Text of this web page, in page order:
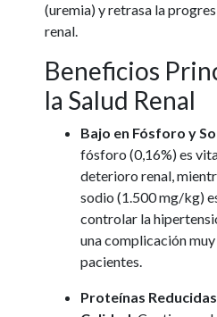
(uremia) y retrasa la
renal.
Beneficios
la Salud Renal
Bajo en Fósforo y
fósforo (0,16%) es
deterioro renal,
sodio (1.500 mg/kg)
controlar la
una complicación
pacientes.
Proteínas